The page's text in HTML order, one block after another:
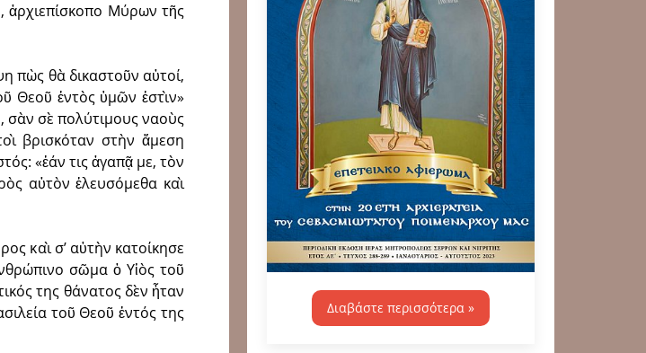
ἀρχιεπίσκοπο Μύρων τῆς
πὼς θὰ δικαστοῦν αὐτοί,
Θεοῦ ἐντὸς ὑμῶν ἐστὶν»
σὰν σὲ πολύτιμους ναοὺς
βρισκόταν στὴν ἄμεση
«ἐάν τις ἀγαπᾷ με, τὸν
αὐτὸν ἐλευσόμεθα καὶ
καὶ σ’ αὐτὴν κατοίκησε
σῶμα ὁ Υἱὸς τοῦ
της θάνατος δὲν ἦταν
τοῦ Θεοῦ ἐντός της
Διαβάστε περισσότερα »